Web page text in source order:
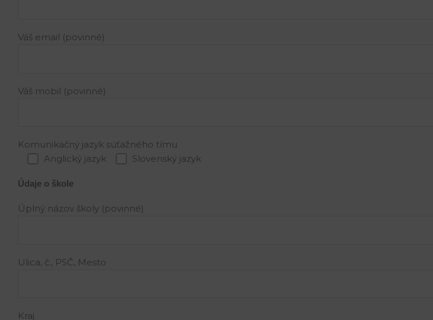
Váš email (povinné)
Váš mobil (povinné)
Komunikačný jazyk súťažného tímu
Anglický jazyk
Slovenský jazyk
Údaje o škole
Úplný názov školy (povinné)
Ulica, č., PSČ, Mesto
Kraj